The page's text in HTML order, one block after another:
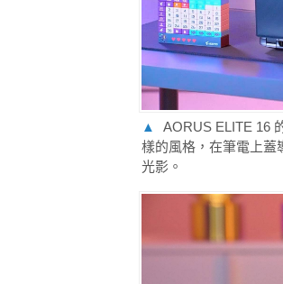
▲
AORUS ELITE 16
樣的風格，在筆電上蓋
光影。